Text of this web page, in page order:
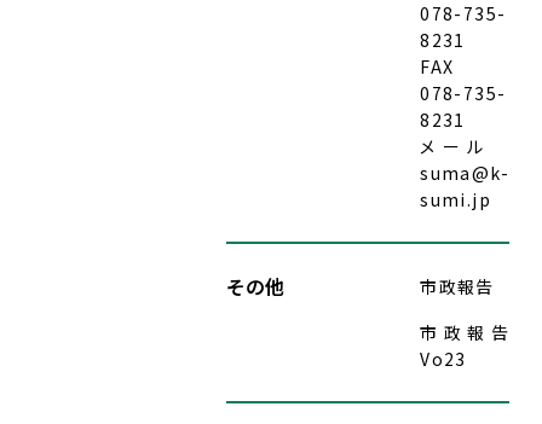
078-735-
8231
FAX
078-735-
8231
メール
suma@k-
sumi.jp
その他
市政報告
市政報告
Vo23